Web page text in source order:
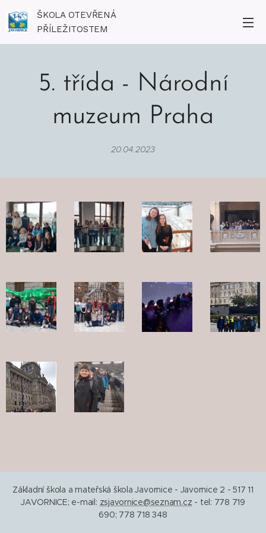
ŠKOLA OTEVŘENÁ
PŘÍLEŽITOSTEM
5. třída - Národní
muzeum Praha
20.04.2023
Základní škola a mateřská škola Javornice - Javornice 2 - 517 11
JAVORNICE; e-mail: zsjavornice@seznam.cz - tel: 778 719
690; 778 718 348